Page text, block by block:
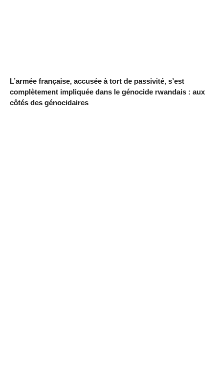
L’armée française, accusée à tort de passivité, s’est
complètement impliquée dans le génocide rwandais : aux
côtés des génocidaires